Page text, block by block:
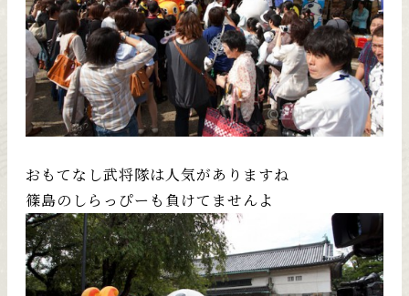
おもてなし武将隊は人気がありますね
篠島のしらっぴーも負けてませんよ